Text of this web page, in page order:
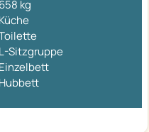
658 kg
Küche
L-Sitzgruppe
Einzelbett
Hubbett